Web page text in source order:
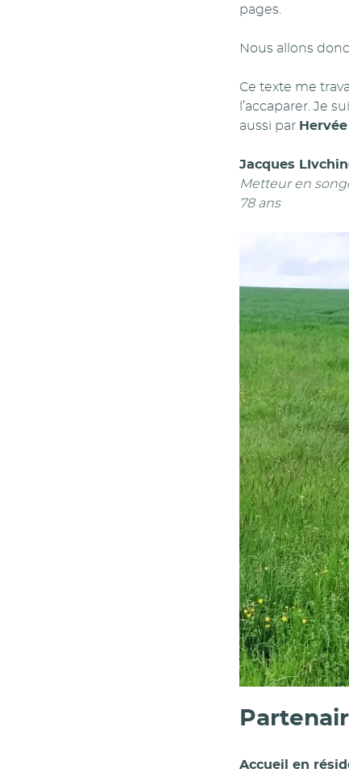
pages.
Nous allons
Ce texte me
l’accaparer. Je
aussi par
Jacques
Metteur en
78 ans
Accueil en